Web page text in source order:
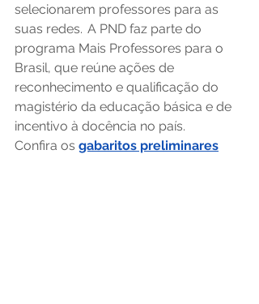
selecionarem professores para as
suas redes.  A PND faz parte do
programa Mais Professores para o
Brasil, que reúne ações de
reconhecimento e qualificação do
magistério da educação básica e de
incentivo à docência no país.
Confira os gabaritos preliminares